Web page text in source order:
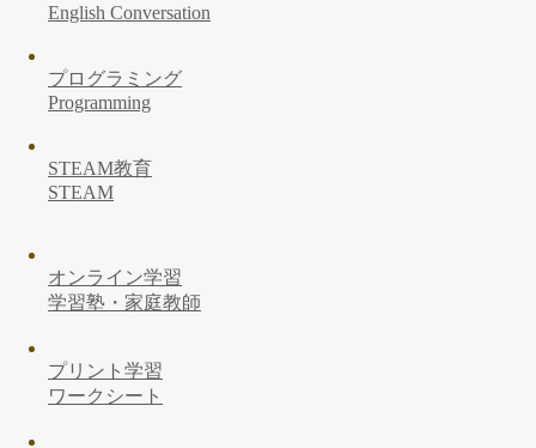
English Conversation
プログラミング
Programming
STEAM教育
STEAM
オンライン学習
学習塾・家庭教師
プリント学習
ワークシート